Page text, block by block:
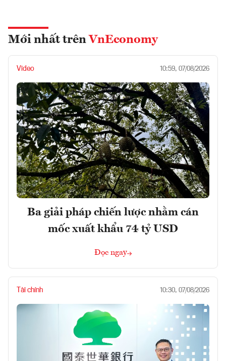
Mới nhất trên VnEconomy
Video 10:59, 07/08/2026
Ba giải pháp chiến lược nhằm cán
mốc xuất khẩu 74 tỷ USD
Đọc ngay
Tài chính 10:30, 07/08/2026